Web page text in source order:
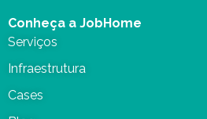
Conheça a JobHome
Serviços
Infraestrutura
Cases